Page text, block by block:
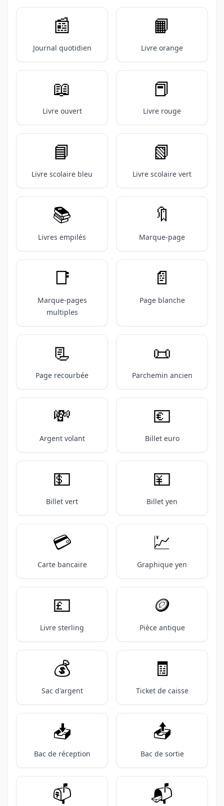
📰
Journal quotidien
📙
Livre orange
📖
Livre ouvert
📕
Livre rouge
📘
Livre scolaire bleu
📗
Livre scolaire vert
📚️
Livres empilés
🔖
Marque-page
📑
Marque-pages
multiples
📄
Page blanche
📃
Page recourbée
📜
Parchemin ancien
💸
Argent volant
💶
Billet euro
💵
Billet vert
💴
Billet yen
💳️
Carte bancaire
💹
Graphique yen
💷
Livre sterling
🪙
Pièce antique
💰️
Sac d'argent
🧾
Ticket de caisse
📥️
Bac de réception
📤️
Bac de sortie
📫️ 📬️